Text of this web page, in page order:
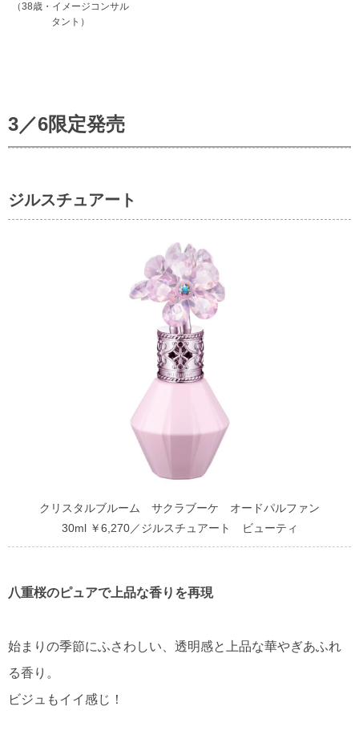
（38歳・イメージコンサル
タント）
3／6限定発売
ジルスチュアート
クリスタルブルーム サクラブーケ オードパルファン
30ml ￥6,270／ジルスチュアート ビューティ
八重桜のピュアで上品な香りを再現
始まりの季節にふさわしい、透明感と上品な華やぎあふれ
る香り。
ビジュもイイ感じ！